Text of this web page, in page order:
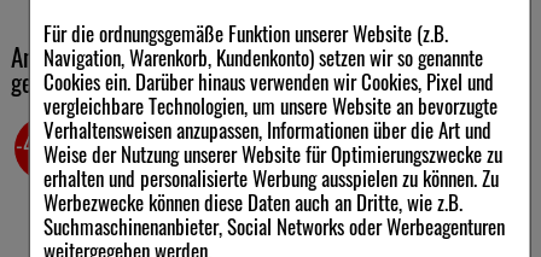
Für die ordnungsgemäße Funktion unserer Website (z.B.
Navigation, Warenkorb, Kundenkonto) setzen wir so genannte
Cookies ein. Darüber hinaus verwenden wir Cookies, Pixel und
vergleichbare Technologien, um unsere Website an bevorzugte
Verhaltensweisen anzupassen, Informationen über die Art und
Weise der Nutzung unserer Website für Optimierungszwecke zu
erhalten und personalisierte Werbung ausspielen zu können. Zu
Werbezwecke können diese Daten auch an Dritte, wie z.B.
Suchmaschinenanbieter, Social Networks oder Werbeagenturen
weitergegeben werden.
Der 1. Nagellack gegen Nagelpilz* mit dem bewährten
Wirkstoff Terbinafin
Terbinafin – 1 A Pharma® Nagellack gegen Nagelpilz enthält den
Wirkstoff Terbinafin, der zu den sogenannten Antimykotika gehört.
Terbinafin ist ein bewährter Wirkstoff bei Pilzinfektionen.
Terbinafin tötet eine Vielzahl von Pilzen ab, die Nagelinfektionen
an Finger- oder Zehennägeln verursachen können.
Mit Terbinafin – 1 A Pharma® steht ein wirkstoffhaltiger Nagellack
zur Verfügung, der leichte bis mittelschwere Formen von Nagelpilz
bekämpft und gleichzeitig durch seine einfache Anwendung
Andere Kunden haben ebenfalls folgende Produkte
gekauft
-76,5%